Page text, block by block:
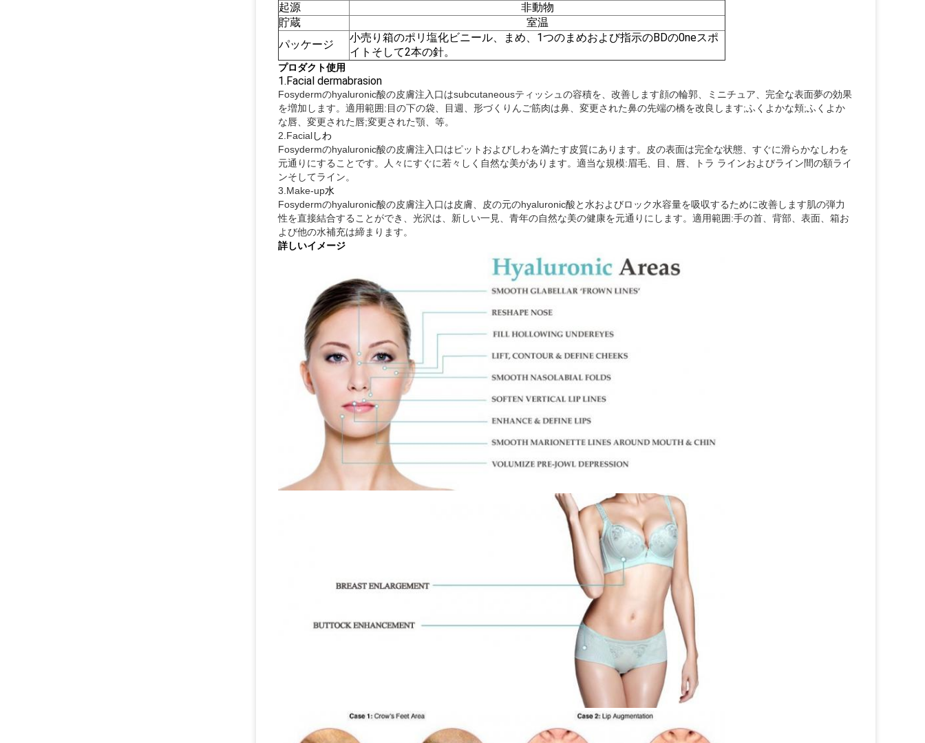
起源
非動物
貯蔵
室温
パッケージ
小売り箱のポリ塩化ビニール、まめ、1つのまめおよび指示のBDの0neスポ
イトそして2本の針。
プロダクト使用
1.Facial dermabrasion
Fosydermのhyaluronic酸の皮膚注入口はsubcutaneousティッシュの容積を、改善します顔の輪郭、ミニチュア、完全な表面夢の効果
を増加します。適用範囲:目の下の袋、目週、形づくりんご筋肉は鼻、変更された鼻の先端の橋を改良します;ふくよかな頬;ふくよか
な唇、変更された唇;変更された顎、等。
2.Facialしわ
Fosydermのhyaluronic酸の皮膚注入口はピットおよびしわを満たす皮質にあります。皮の表面は完全な状態、すぐに滑らかなしわを
元通りにすることです。人々にすぐに若々しく自然な美があります。適当な規模:眉毛、目、唇、トラ ラインおよびライン間の額ライ
ンそしてライン。
3.Make-up水
Fosydermのhyaluronic酸の皮膚注入口は皮膚、皮の元のhyaluronic酸と水およびロック水容量を吸収するために改善します肌の弾力
性を直接結合することができ、光沢は、新しい一見、青年の自然な美の健康を元通りにします。適用範囲:手の首、背部、表面、箱お
よび他の水補充は締まります。
詳しいイメージ